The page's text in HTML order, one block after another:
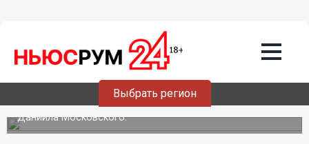
Выбрать регион
Патриарх Кирилл вручил
нижегородскому губернатору Глебу
Никитину орден
Глава региона удостоен ордена благоверного князя
Даниила Московского.